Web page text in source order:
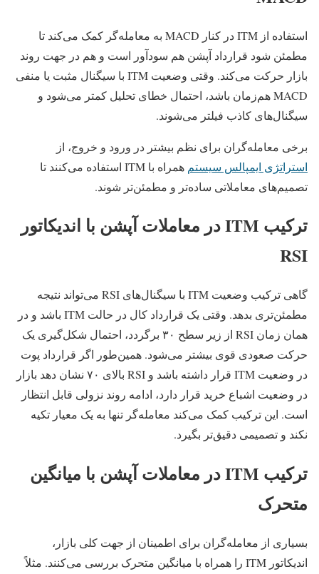
استفاده از ITM در کنار MACD به معامله‌گر کمک می‌کند تا
مطمئن شود قرارداد آپشن هم سودآور است و هم در جهت روند
بازار حرکت می‌کند. وقتی وضعیت ITM با سیگنال مثبت یا منفی
MACD هم‌زمان باشد، احتمال خطای تحلیل کمتر می‌شود و
سیگنال‌های کاذب فیلتر می‌شوند.
برخی معامله‌گران برای نظم بیشتر در ورود و خروج، از
استراتژی ایمپالس سیستم
همراه با ITM استفاده می‌کنند تا
تصمیم‌های معاملاتی ساده‌تر و مطمئن‌تر شوند.
ترکیب ITM در معاملات آپشن با اندیکاتور
RSI
گاهی ترکیب وضعیت ITM با سیگنال‌های RSI می‌تواند نتیجه
مطمئن‌تری بدهد. وقتی یک قرارداد کال در حالت ITM باشد و در
همان زمان RSI از زیر سطح ۳۰ برگردد، احتمال شکل‌گیری یک
حرکت صعودی قوی بیشتر می‌شود. همین‌طور اگر قرارداد پوت
در وضعیت ITM قرار داشته باشد و RSI بالای ۷۰ نشان دهد بازار
در وضعیت اشباع خرید قرار دارد، ادامه روند نزولی قابل انتظار
است. این ترکیب کمک می‌کند معامله‌گر تنها به یک معیار تکیه
نکند و تصمیمی دقیق‌تر بگیرد.
ترکیب ITM در معاملات آپشن با میانگین
متحرک
بسیاری از معامله‌گران برای اطمینان از جهت کلی بازار،
اندیکاتور ITM را همراه با میانگین متحرک بررسی می‌کنند. مثلاً